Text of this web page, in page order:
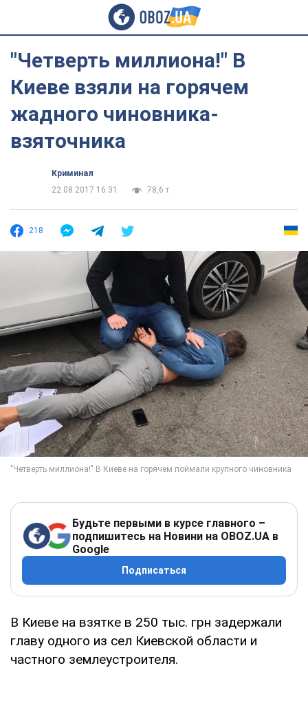
"Четверть миллиона!" В
Киеве взяли на горячем
жадного чиновника-
взяточника
Криминал
22.08.2017 16:31
78,6 т.
218
Будьте первыми в курсе главного –
подпишитесь на Новини на OBOZ.UA в
Google
Подписаться
В Киеве на взятке в 250 тыс. грн задержали
главу одного из сел Киевской области и
частного землеустроителя.